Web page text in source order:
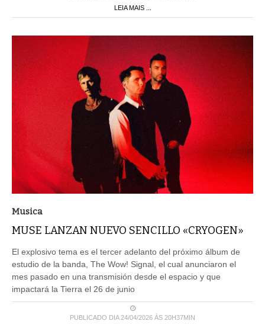
LEIA MAIS ...
Musica
MUSE LANZAN NUEVO SENCILLO «CRYOGEN»
El explosivo tema es el tercer adelanto del próximo álbum de
estudio de la banda, The Wow! Signal, el cual anunciaron el
mes pasado en una transmisión desde el espacio y que
impactará la Tierra el 26 de junio
PUBLICADO DIA 24/04/2026 ÀS 20H37MIN